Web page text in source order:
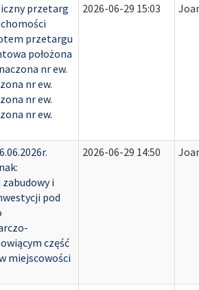
przetarg
przetargu
położona
nr ew.
nr ew.
nr ew.
nr ew.
2026-06-29 15:03
zabudowy i
pod
część
miejscowości
2026-06-29 14:50